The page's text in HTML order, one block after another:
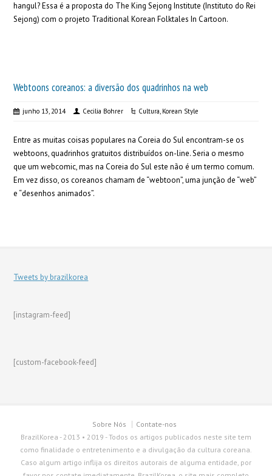
hangul? Essa é a proposta do The King Sejong Institute (Instituto do Rei
Sejong) com o projeto Traditional Korean Folktales In Cartoon.
Webtoons coreanos: a diversão dos quadrinhos na web
junho 13, 2014 Cecilia Bohrer Cultura, Korean Style
Entre as muitas coisas populares na Coreia do Sul encontram-se os
webtoons, quadrinhos gratuitos distribuídos on-line. Seria o mesmo
que um webcomic, mas na Coreia do Sul este não é um termo comum.
Em vez disso, os coreanos chamam de “webtoon”, uma junção de “web”
e “desenhos animados”.
Tweets by brazilkorea
[instagram-feed]
[custom-facebook-feed]
Sobre Nós
Contate-nos
BrazilKorea - 2013 • 2019 - Todos os artigos publicados neste site tem
como finalidade o entretenimento e a divulgação da cultura coreana.
Caso algum artigo inflija os direitos autorais de alguma entidade, por